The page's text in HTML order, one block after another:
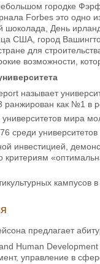
городке
Forbes это одно
шоколада, День
США, город
для
возможности,
называет
как №1 в
университетов мира
среди
инвестицией,
критериям
кампусов
предлагает
Human
управление в